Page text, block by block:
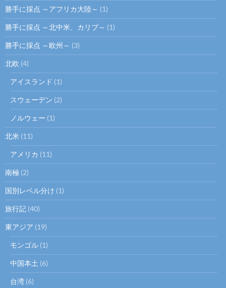
勝手に採点 ～アフリカ大陸～ (1)
勝手に採点 ～北中米、カリブ～ (1)
勝手に採点 ～欧州～ (3)
北欧 (4)
アイスランド (1)
スウェーデン (2)
ノルウェー (1)
北米 (11)
アメリカ (11)
南極 (2)
国別レベル分け (1)
旅行記 (40)
東アジア (19)
モンゴル (1)
中国本土 (6)
台湾 (6)